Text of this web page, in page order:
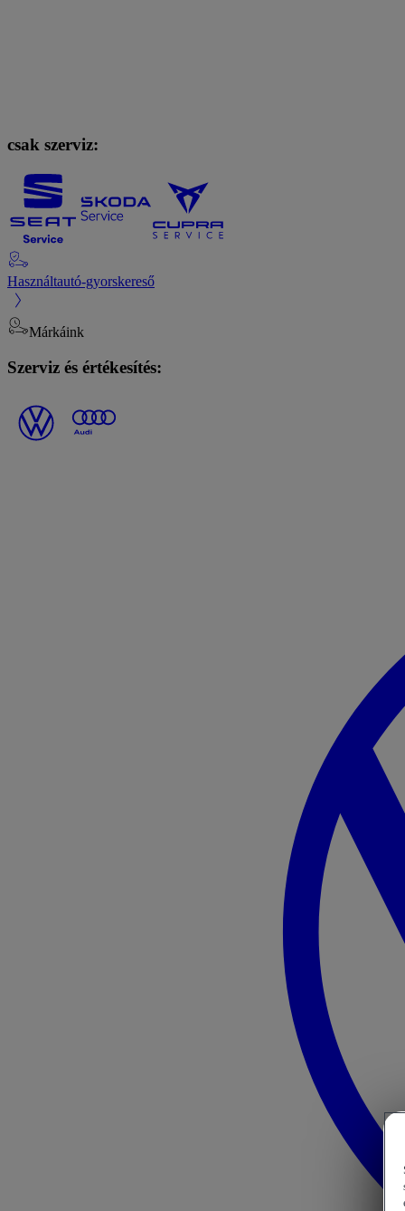
csak szerviz:
Használtautó-gyorskereső
Márkáink
Szerviz és értékesítés: